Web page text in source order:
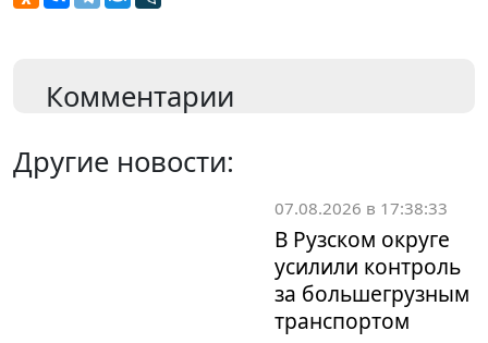
Комментарии
Другие новости:
07.08.2026 в 17:38:33
В Рузском округе
усилили контроль
за большегрузным
транспортом